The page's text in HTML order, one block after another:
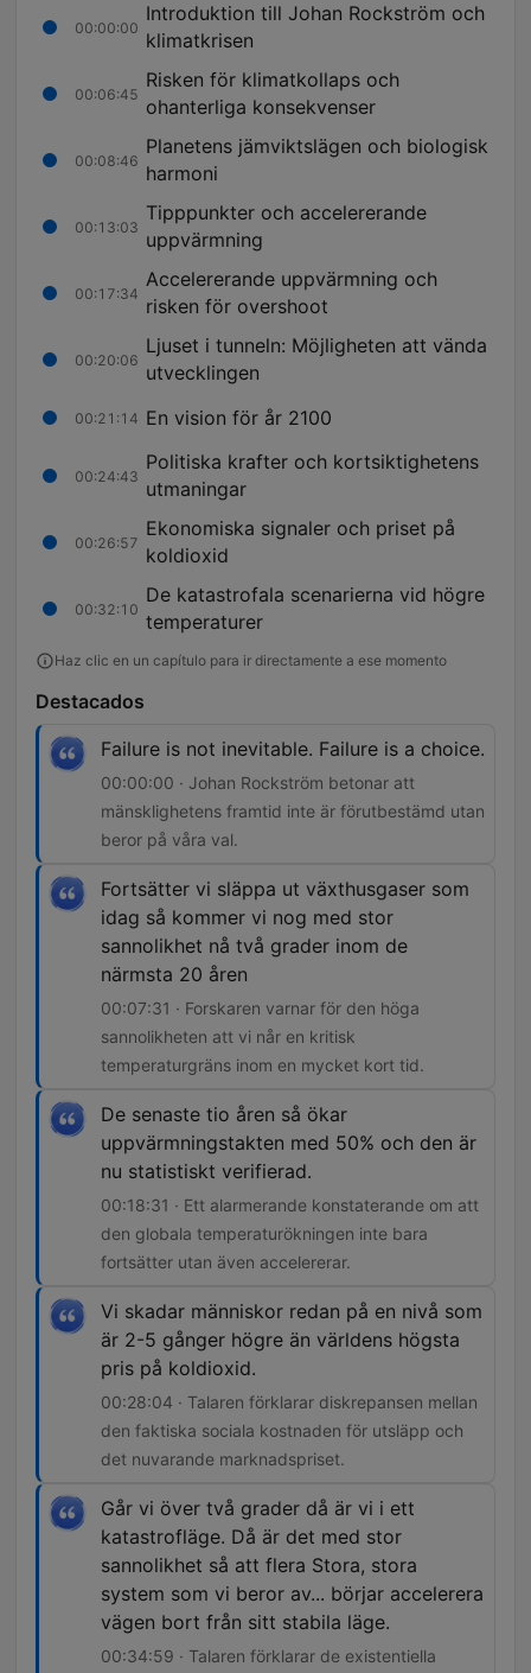
00:00:00
Introduktion till Johan Rockström och
klimatkrisen
00:06:45
Risken för klimatkollaps och
ohanterliga konsekvenser
00:08:46
Planetens jämviktslägen och biologisk
harmoni
00:13:03
Tipppunkter och accelererande
uppvärmning
00:17:34
Accelererande uppvärmning och
risken för overshoot
00:20:06
Ljuset i tunneln: Möjligheten att vända
utvecklingen
00:21:14 En vision för år 2100
00:24:43
Politiska krafter och kortsiktighetens
utmaningar
00:26:57
Ekonomiska signaler och priset på
koldioxid
00:32:10
De katastrofala scenarierna vid högre
temperaturer
Haz clic en un capítulo para ir directamente a ese momento
Destacados
Failure is not inevitable. Failure is a choice.
00:00:00 · Johan Rockström betonar att
mänsklighetens framtid inte är förutbestämd utan
beror på våra val.
Fortsätter vi släppa ut växthusgaser som
idag så kommer vi nog med stor
sannolikhet nå två grader inom de
närmsta 20 åren
00:07:31 · Forskaren varnar för den höga
sannolikheten att vi når en kritisk
temperaturgräns inom en mycket kort tid.
De senaste tio åren så ökar
uppvärmningstakten med 50% och den är
nu statistiskt verifierad.
00:18:31 · Ett alarmerande konstaterande om att
den globala temperaturökningen inte bara
fortsätter utan även accelererar.
Vi skadar människor redan på en nivå som
är 2-5 gånger högre än världens högsta
pris på koldioxid.
00:28:04 · Talaren förklarar diskrepansen mellan
den faktiska sociala kostnaden för utsläpp och
det nuvarande marknadspriset.
Går vi över två grader då är vi i ett
katastrofläge. Då är det med stor
sannolikhet så att flera Stora, stora
system som vi beror av... börjar accelerera
vägen bort från sitt stabila läge.
00:34:59 · Talaren förklarar de existentiella